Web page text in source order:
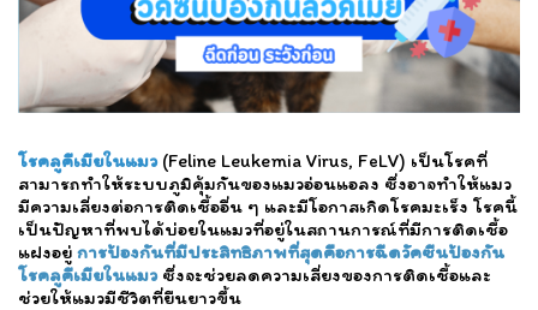
โรคลูคีเมียในแมว(Feline Leukemia Virus, FeLV) เป็นโรคที่
สามารถทำให้ระบบภูมิคุ้มกันของแมวอ่อนแอลง ซึ่งอาจทำให้แมว
มีความเสี่ยงต่อการติดเชื้ออื่น ๆ และมีโอกาสเกิดโรคมะเร็ง โรคนี้
เป็นปัญหาที่พบได้บ่อยในแมวที่อยู่ในสถานการณ์ที่มีการติดเชื้อ
แฝงอยู่ การป้องกันที่มีประสิทธิภาพที่สุดคือการฉีดวัคซีนป้องกัน
โรคลูคีเมียในแมวซึ่งจะช่วยลดความเสี่ยงของการติดเชื้อและ
ช่วยให้แมวมีชีวิตที่ยืนยาวขึ้น